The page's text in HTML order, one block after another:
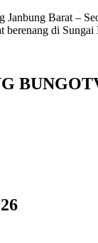
Janbung Barat –
berenang di